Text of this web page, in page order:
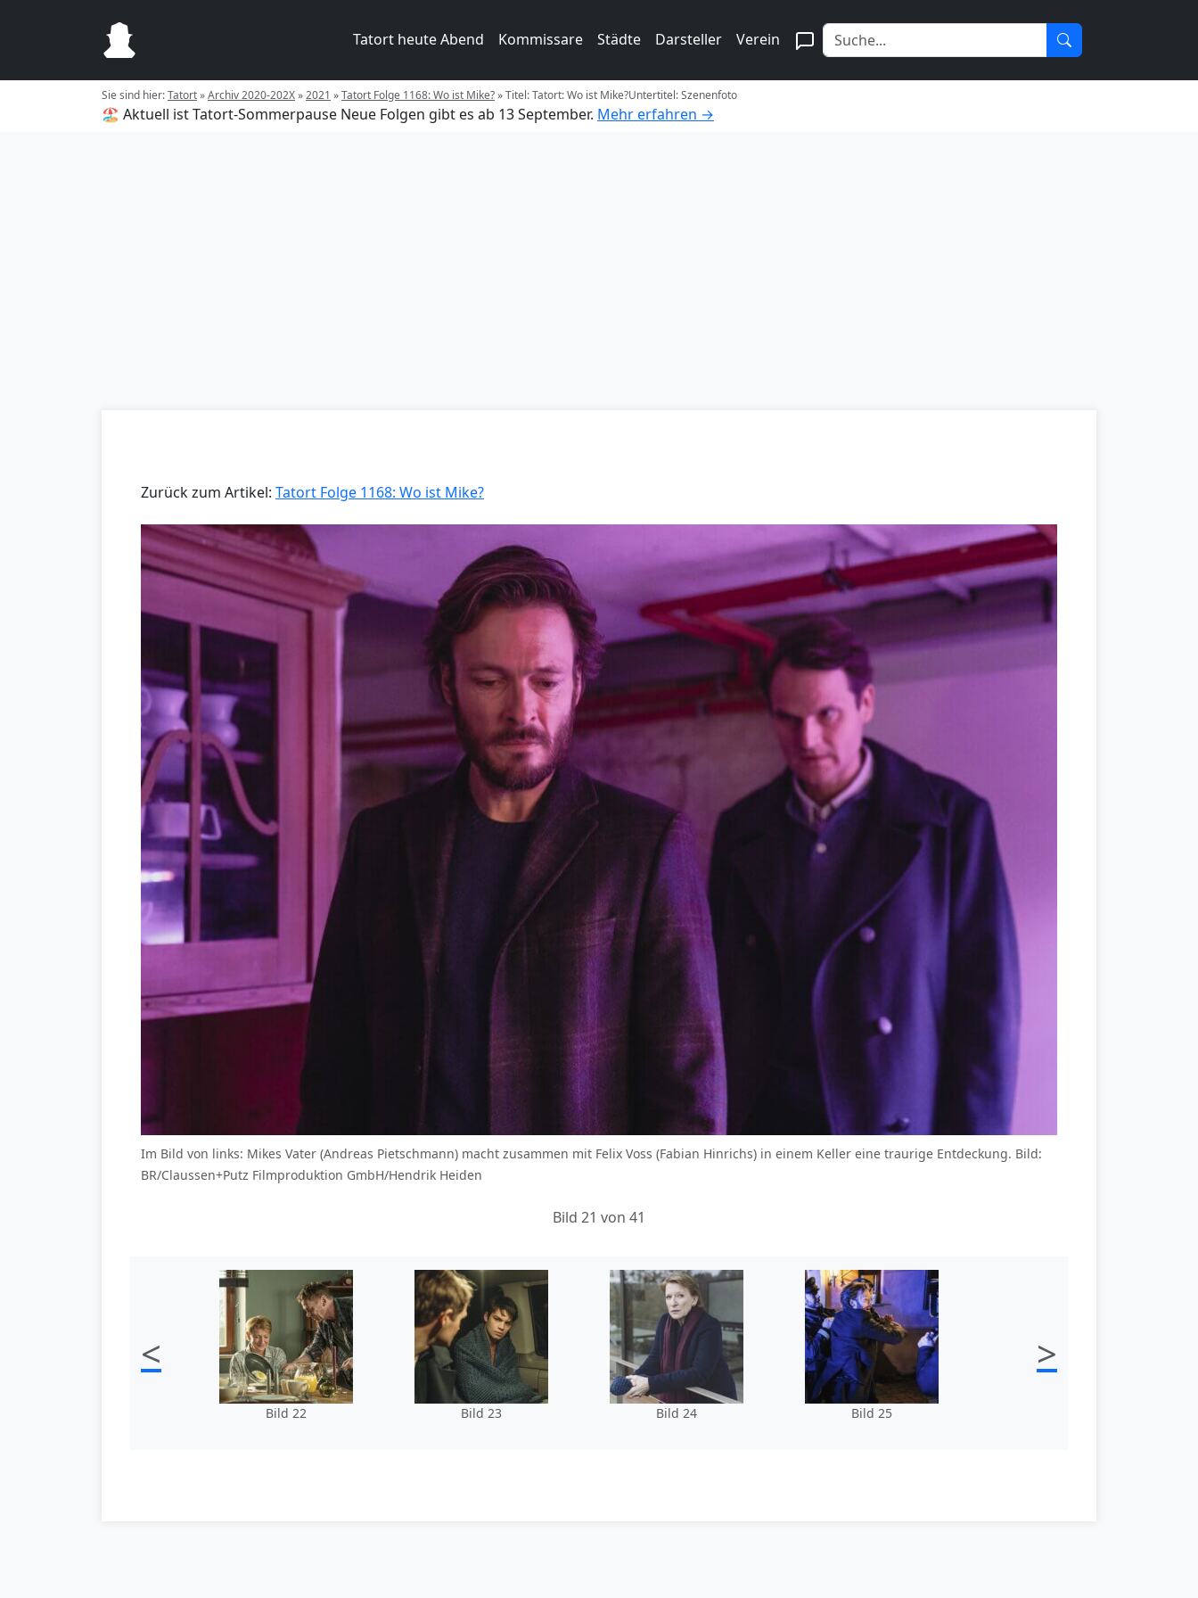
Tatort heute Abend Kommissare Städte Darsteller Verein
Sie sind hier:Tatort»Archiv 2020-202X»2021 »Tatort Folge 1168: Wo ist Mike?»Titel: Tatort: Wo ist Mike?Untertitel: Szenenfoto
🏖️ Aktuell ist Tatort-Sommerpause Neue Folgen gibt es ab 13 September. Mehr erfahren →
Zurück zum Artikel: Tatort Folge 1168: Wo ist Mike?
Im Bild von links: Mikes Vater (Andreas Pietschmann) macht zusammen mit Felix Voss (Fabian Hinrichs) in einem Keller eine traurige Entdeckung. Bild:
BR/Claussen+Putz Filmproduktion GmbH/Hendrik Heiden
Bild 21 von 41
<
Bild 22 Bild 23 Bild 24 Bild 25
>